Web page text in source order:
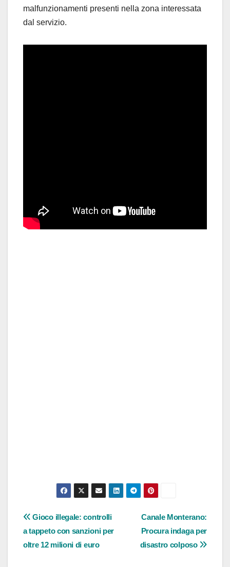
malfunzionamenti presenti nella zona interessata
dal servizio.
Navigazione
articoli
Canale Monterano:
Procura indaga per
disastro colposo
Gioco illegale: controlli
a tappeto con sanzioni per
oltre 12 milioni di euro